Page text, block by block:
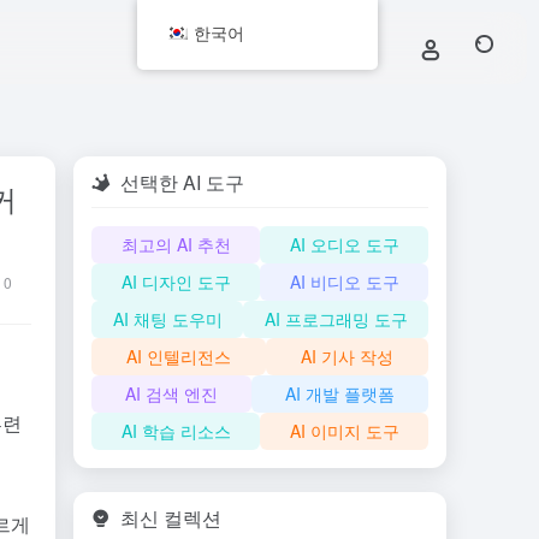
0
게
선택한 AI 도구
최고의 AI 추천
AI 오디오 도구
AI 디자인 도구
AI 비디오 도구
AI 채팅 도우미
AI 프로그래밍 도구
AI 인텔리전스
AI 기사 작성
AI 검색 엔진
AI 개발 플랫폼
AI 학습 리소스
AI 이미지 도구
최신 컬렉션
한국어